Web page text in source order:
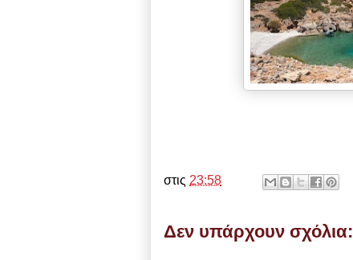
στις 23:58
Δεν υπάρχουν σχόλια: